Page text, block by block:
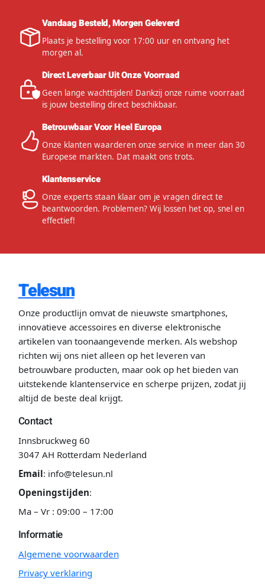
Vandaag Besteld, Morgen Geleverd
Plaats je bestelling voor 17:00 uur en ontvang het
morgen al.
Direct Leverbaar Uit Onze Voorraad
Geen lange wachttijden! Dankzij onze ruime voorraad
is jouw bestelling direct beschikbaar.
Betrouwbaar Voor Heel Europa
Onze klanten waarderen onze service in meer dan 30
Europese markten. Dat maakt ons trots.
Klantenservice
Onze experts staan klaar om je vragen direct te
beantwoorden. Problemen? Wij lossen het op, snel en
effectief!
Telesun
Onze productlijn omvat de nieuwste smartphones,
innovatieve accessoires en diverse elektronische
artikelen van toonaangevende merken. Als webshop
richten wij ons niet alleen op het leveren van
betrouwbare producten, maar ook op het bieden van
uitstekende klantenservice en scherpe prijzen, zodat jij
altijd de beste deal krijgt.
Contact
Innsbruckweg 60
3047 AH Rotterdam Nederland
Email: info@telesun.nl
Openingstijden:
Ma – Vr : 09:00 – 17:00
Informatie
Algemene voorwaarden
Privacy verklaring